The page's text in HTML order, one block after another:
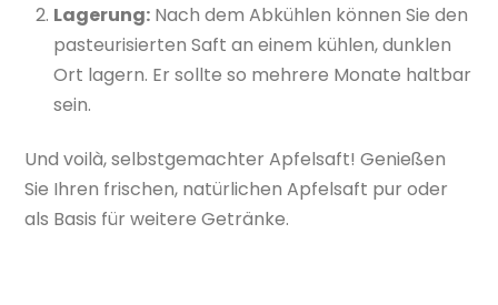
Lagerung: Nach dem Abkühlen können Sie den
pasteurisierten Saft an einem kühlen, dunklen
Ort lagern. Er sollte so mehrere Monate haltbar
sein.
Und voilà, selbstgemachter Apfelsaft! Genießen
Sie Ihren frischen, natürlichen Apfelsaft pur oder
als Basis für weitere Getränke.